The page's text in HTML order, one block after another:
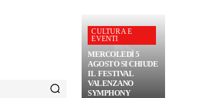
CULTURA E
EVENTI
MERCOLEDÌ 5
AGOSTO SI CHIUDE
IL FESTIVAL
VALENZANO
SYMPHONY